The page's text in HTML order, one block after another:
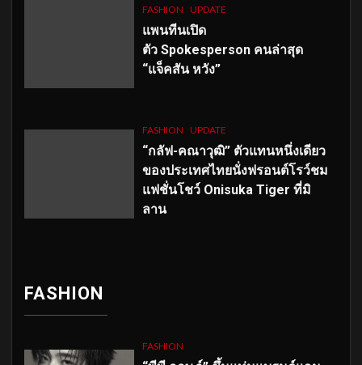
FASHION UPDATE
แพนทีนเปิด
ตัว Spokesperson คนล่าสุด
“แจ็คสัน หวัง”
FASHION UPDATE
“กลัฟ-คณาวุฒิ” ตัวแทนหนึ่งเดียว
ของประเทศไทยนั่งฟรอนต์โรว์ชม
แฟชั่นโชว์ Onisuka Tiger ที่มิ
ลาน
FASHION
FASHION